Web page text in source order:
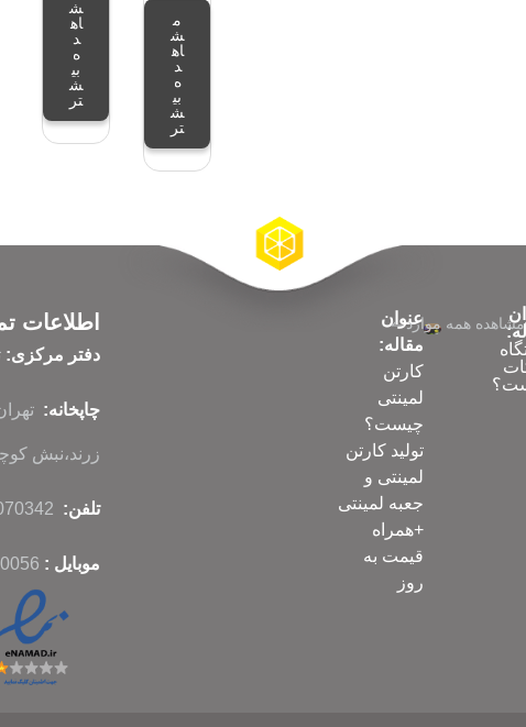
م
ش
اه
د
ه
بی
ش
تر
ش
اه
د
ه
بی
ش
تر
مشاهده همه مواردعنوان
مقاله:
کارتن
لمینتی
چیست؟
تولید کارتن
لمینتی و
جعبه لمینتی
+همراه
قیمت به
روز
اطلاعات
دفتر مرکزی:
چاپخانه:
زرند،نبش کوچه
تلفن:
موبایل :